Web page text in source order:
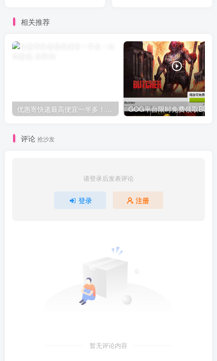
相关推荐
优惠寄快递最高便宜一半多！白鸽惠递
评论 抢沙发
请登录后发表评论
登录 注册
暂无评论内容